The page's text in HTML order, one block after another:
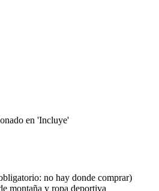
en 'Incluye'
no hay donde comprar)
montaña y ropa deportiva